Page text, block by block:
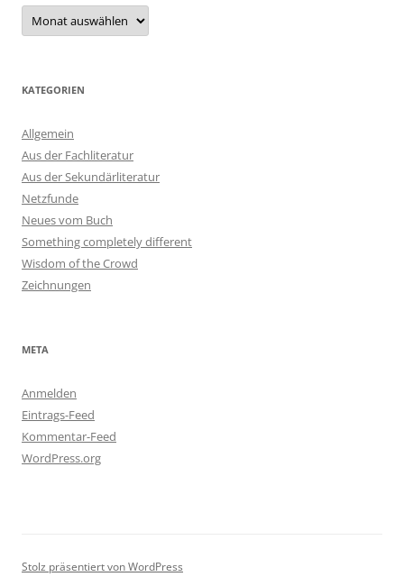
Archiv
KATEGORIEN
Allgemein
Aus der Fachliteratur
Aus der Sekundärliteratur
Netzfunde
Neues vom Buch
Something completely different
Wisdom of the Crowd
Zeichnungen
META
Anmelden
Eintrags-Feed
Kommentar-Feed
WordPress.org
Stolz präsentiert von WordPress